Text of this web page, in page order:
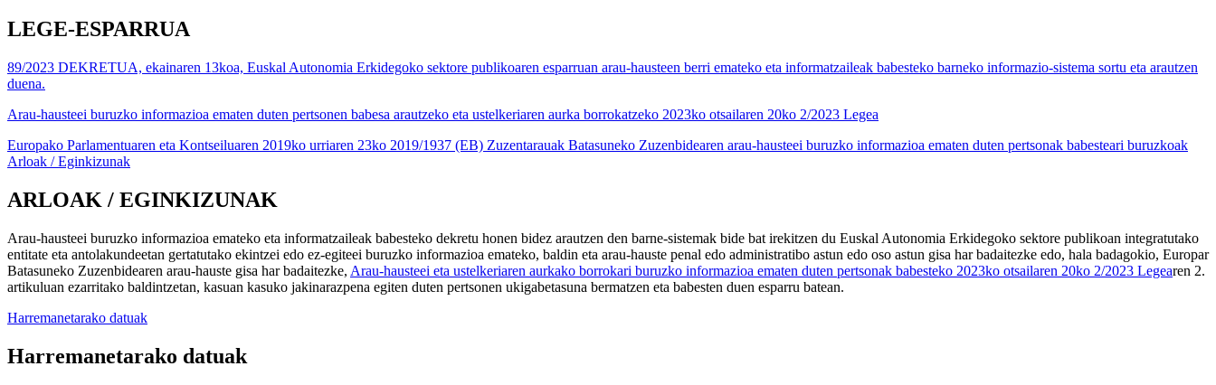
LEGE-ESPARRUA
89/2023 DEKRETUA, ekainaren 13koa, Euskal Autonomia Erkidegoko sektore publikoaren esparruan arau-hausteen berri emateko eta informatzaileak babesteko barneko informazio-sistema sortu eta arautzen
duena.
Arau-hausteei buruzko informazioa ematen duten pertsonen babesa arautzeko eta ustelkeriaren aurka borrokatzeko 2023ko otsailaren 20ko 2/2023 Legea
Europako Parlamentuaren eta Kontseiluaren 2019ko urriaren 23ko 2019/1937 (EB) Zuzentarauak Batasuneko Zuzenbidearen arau-hausteei buruzko informazioa ematen duten pertsonak babesteari buruzkoak
Arloak / Eginkizunak
ARLOAK / EGINKIZUNAK
Arau-hausteei buruzko informazioa emateko eta informatzaileak babesteko dekretu honen bidez arautzen den barne-sistemak bide bat irekitzen du Euskal Autonomia Erkidegoko sektore publikoan integratutako
entitate eta antolakundeetan gertatutako ekintzei edo ez-egiteei buruzko informazioa emateko, baldin eta arau-hauste penal edo administratibo astun edo oso astun gisa har badaitezke edo, hala badagokio, Europar
Batasuneko Zuzenbidearen arau-hauste gisa har badaitezke, Arau-hausteei eta ustelkeriaren aurkako borrokari buruzko informazioa ematen duten pertsonak babesteko 2023ko otsailaren 20ko 2/2023 Legearen 2.
artikuluan ezarritako baldintzetan, kasuan kasuko jakinarazpena egiten duten pertsonen ukigabetasuna bermatzen eta babesten duen esparru batean.
Harremanetarako datuak
Harremanetarako datuak